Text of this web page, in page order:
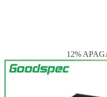
12%